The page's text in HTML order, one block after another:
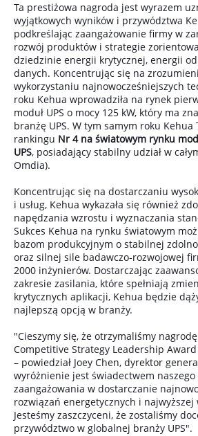
Ta prestiżowa nagroda jest wyrazem
wyjątkowych wyników i przywództwa
podkreślając zaangażowanie firmy w
rozwój produktów i strategie
dziedzinie energii krytycznej, energii
danych. Koncentrując się na
wykorzystaniu najnowocześniejszych
roku Kehua wprowadziła na rynek
moduł UPS o mocy 125 kW, który ma
branżę UPS. W tym samym roku Kehua
rankingu Nr 4 na światowym rynku
UPS, posiadający stabilny udział w
Omdia).
Koncentrując się na dostarczaniu
i usług, Kehua wykazała się również
napędzania wzrostu i wyznaczania
Sukces Kehua na rynku światowym
bazom produkcyjnym o stabilnej
oraz silnej sile badawczo-rozwojowej
2000 inżynierów. Dostarczając
zakresie zasilania, które spełniają
krytycznych aplikacji, Kehua będzie
najlepszą opcją w branży.
"Cieszymy się, że otrzymaliśmy
Competitive Strategy Leadership
– powiedział Joey Chen, dyrektor
wyróżnienie jest świadectwem
zaangażowania w dostarczanie
rozwiązań energetycznych i
Jesteśmy zaszczyceni, że zostaliśmy
przywództwo w globalnej branży UPS".